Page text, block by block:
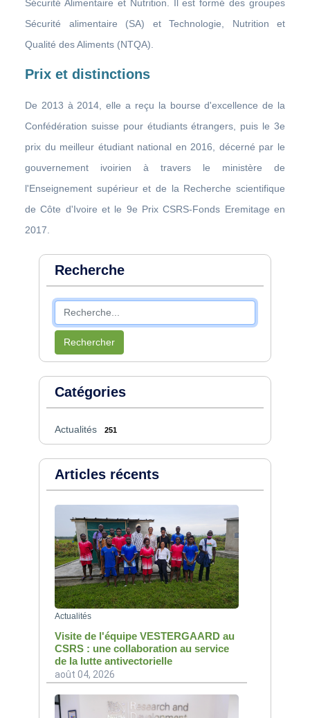
Sécurité Alimentaire et Nutrition. Il est formé des groupes
Sécurité alimentaire (SA) et Technologie, Nutrition et
Qualité des Aliments (NTQA).
Prix et distinctions
De 2013 à 2014, elle a reçu la bourse d'excellence de la
Confédération suisse pour étudiants étrangers, puis le 3e
prix du meilleur étudiant national en 2016, décerné par le
gouvernement ivoirien à travers le ministère de
l'Enseignement supérieur et de la Recherche scientifique
de Côte d'Ivoire et le 9e Prix CSRS-Fonds Eremitage en
2017.
Recherche
Rechercher
Catégories
Actualités 251
Articles récents
Actualités
Visite de l'équipe VESTERGAARD au
CSRS : une collaboration au service
de la lutte antivectorielle
août 04, 2026